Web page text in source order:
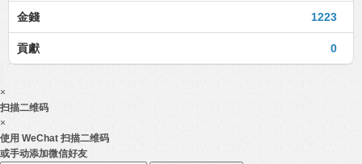
1223
金錢
0
貢獻
×
扫描二维码
×
使用 WeChat 扫描二维码
或手动添加微信好友